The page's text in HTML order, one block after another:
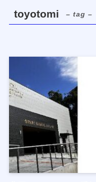
toyotomi – tag –